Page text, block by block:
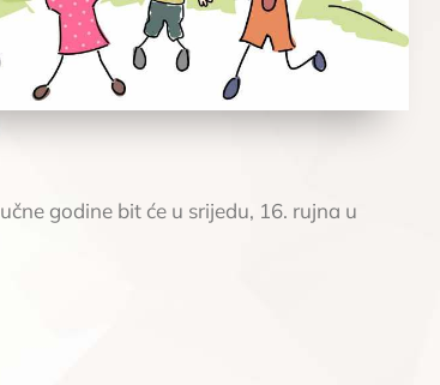
godine bit će u srijedu, 16. rujna u